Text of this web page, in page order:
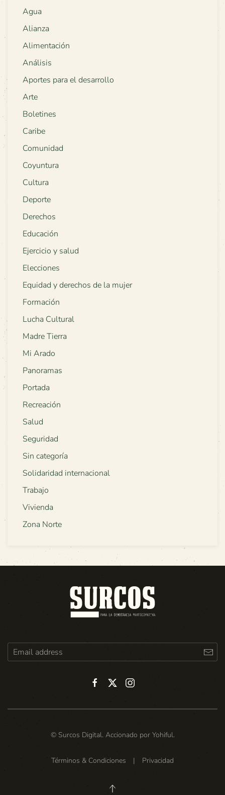
Agua
Alianza
Alimentación
Análisis
Aportes para el desarrollo
Arte
Boletines
Caribe
Comunidad
Coyuntura
Cultura
Deporte
Derechos
Educación
Ejercicio y salud
Elecciones
Equidad y derechos de la mujer
Formación
Lucha Cultural
Madre Tierra
Mi Arado
Panoramas
Portada
Recreación
Salud
Seguridad
Sin categoría
Solidaridad internacional
Trabajo
Vivienda
Zona Norte
© Surcos Digital. Accionado por Yohiful.
Términos & Condiciones | Privacidad